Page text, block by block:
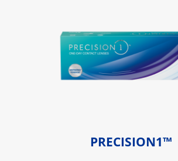
PRECISION1™